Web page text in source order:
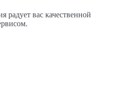
радует вас качественной